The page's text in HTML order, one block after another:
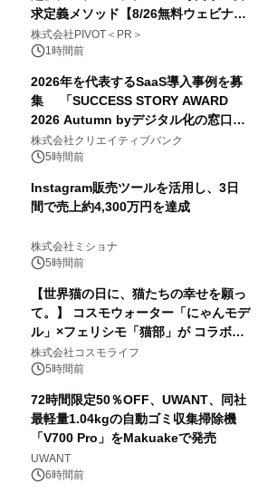
求定義メソッド【8/26無料ウェビナ
ー】株式会社PIVOT
株式会社PIVOT＜PR＞
1時間前
2026年を代表するSaaS導入事例を募
集 「SUCCESS STORY AWARD
2026 Autumn byデジタル化の窓口」
開催
株式会社クリエイティブバンク
5時間前
Instagram販売ツールを活用し、3日
間で売上約4,300万円を達成
株式会社ミショナ
5時間前
【世界猫の日に、猫たちの幸せを願っ
て。】 コスモウォーター「にゃんモデ
ル」×フェリシモ「猫部」が コラボキ
ャンペーンを実施
株式会社コスモライフ
5時間前
72時間限定50％OFF、UWANT、同社
最軽量1.04kgの自動ゴミ収集掃除機
「V700 Pro」をMakuakeで発売
UWANT
6時間前